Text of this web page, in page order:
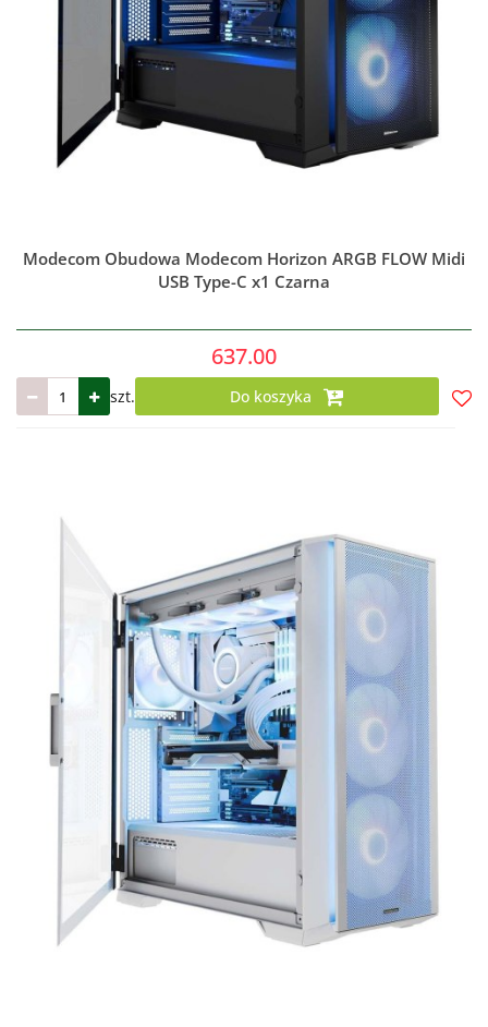
Modecom Obudowa Modecom Horizon ARGB FLOW Midi
USB Type-C x1 Czarna
637.00
szt. Do koszyka